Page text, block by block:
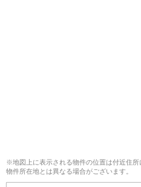
※地図上に表示される物件の位置は付近住
物件所在地とは異なる場合がございます。